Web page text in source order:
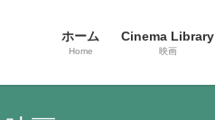
ホーム
Home
Cinema Library
映画